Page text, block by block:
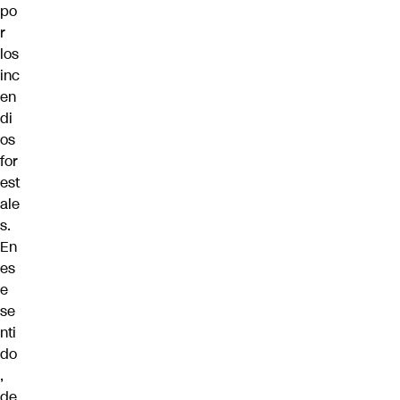
po
r
los
inc
en
di
os
for
est
ale
s.
En
es
e
se
nti
do
,